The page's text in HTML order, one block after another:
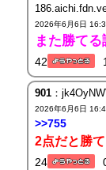
2026年6月6日
また勝て
42 1
901：
2026年6月6日
>>755
2点だと勝
24